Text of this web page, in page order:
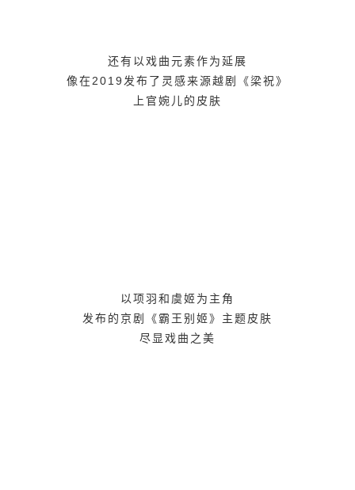
还有以戏曲元素作为延展
像在2019发布了灵感来源越剧《梁祝》
上官婉儿的皮肤
以项羽和虞姬为主角
发布的京剧《霸王别姬》主题皮肤
尽显戏曲之美